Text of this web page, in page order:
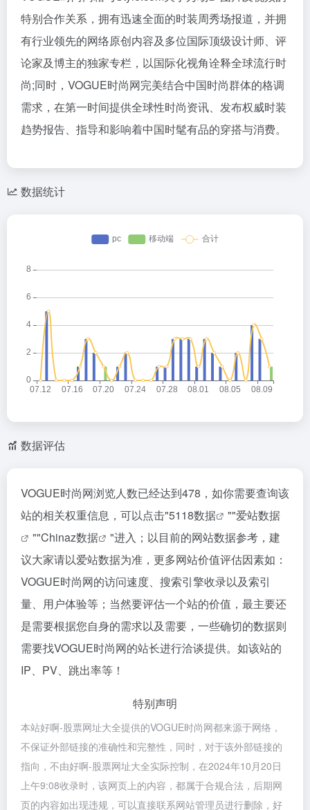
特别合作关系，拥有迅速全面的时装周秀场报道，并拥
有行业领先的网络原创内容及多位国际顶级设计师、评
论家及博主的独家专栏，以国际化视角诠释全球流行时
尚;同时，VOGUE时尚网完美结合中国时尚群体的格调
需求，在第一时间提供全球性时尚资讯、发布权威时装
趋势报告、指导和影响着中国时髦有品的穿搭与消费。
数据统计
数据评估
VOGUE时尚网浏览人数已经达到478，如你需要查询该
站的相关权重信息，可以点击"5118数据 ""爱站数据
""Chinaz数据
"进入；以目前的网站数据参考，建
议大家请以爱站数据为准，更多网站价值评估因素如：
VOGUE时尚网的访问速度、搜索引擎收录以及索引
量、用户体验等；当然要评估一个站的价值，最主要还
是需要根据您自身的需求以及需要，一些确切的数据则
需要找VOGUE时尚网的站长进行洽谈提供。如该站的
IP、PV、跳出率等！
特别声明
本站好啊-股票网址大全提供的VOGUE时尚网都来源于网络，
不保证外部链接的准确性和完整性，同时，对于该外部链接的
指向，不由好啊-股票网址大全实际控制，在2024年10月20日
上午9:08收录时，该网页上的内容，都属于合规合法，后期网
页的内容如出现违规，可以直接联系网站管理员进行删除，好